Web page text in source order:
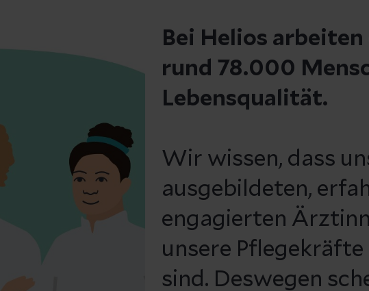
Bei Helios
rund 78.000
Lebensqualität.
Wir wissen, dass
ausgebildeten,
engagierten
unsere
sind. Deswegen